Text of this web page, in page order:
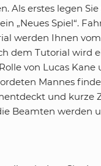
Als erstes legen
„Neues Spiel“.
werden Ihnen
dem Tutorial wird
von Lucas
Mannes
und kurze
Beamten werden